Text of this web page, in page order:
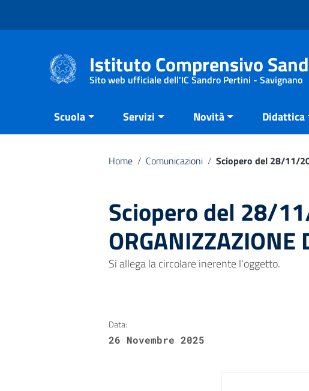
Istituto Comprensivo
Sito web ufficiale dell'IC Sandro Pertini - Savignano
Scuola Servizi Novità Didattica
Home / Comunicazioni / Sciopero del 28/11/
Sciopero del 28/
ORGANIZZAZIONE
Si allega la circolare inerente l'oggetto.
Data:
26 Novembre 2025